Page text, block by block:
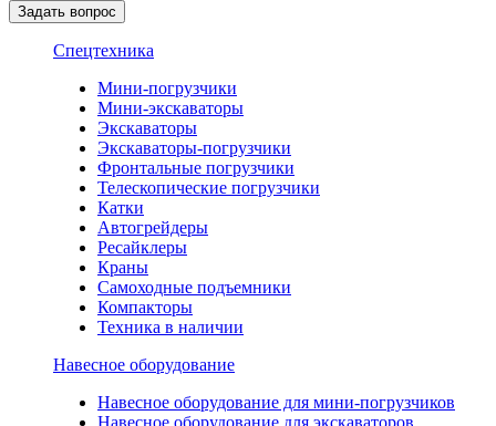
Спецтехника
Мини-погрузчики
Мини-экскаваторы
Экскаваторы
Экскаваторы-погрузчики
Фронтальные погрузчики
Телескопические погрузчики
Катки
Автогрейдеры
Ресайклеры
Краны
Самоходные подъемники
Компакторы
Техника в наличии
Навесное оборудование
Навесное оборудование для мини-погрузчиков
Навесное оборудование для экскаваторов